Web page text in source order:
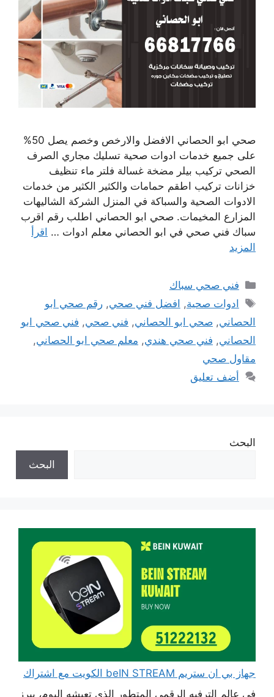
صحي ابو الحصاني الافضل والارخص وخصم يصل 50%
على جميع خدمات ادوات صحية تسليك مجاري الصرف
الصحي تركيب بيلر مضخة غسالة فلتر ماء تنظيف
خزانات تركيب اطقم حمامات والكثير الكثير من خدمات
الادوات الصحية والسباكة في المنزل الشركة الشاليهات
المزارع المخيمات. صحي ابو الحصاني اطلب رقم اقرب
سباك فني صحي في ابو الحصاني معلم ادوات … اقرأ
المزيد
التصنيفات
فني صحي سباك
الوسوم
ادوات صحية, افضل فني صحي,رقم صحي ابو
الحصاني, صحي ابو الحصاني, فني صحي, فني صحي ابو
الحصاني, فني صحي هندي, معلم صحي ابو الحصاني,
مقاول صحي
أضف تعليق
البحث
البحث
جهاز بي ان ستريم beIN STREAM الكويت مع اشتراك
في عالم الترفيه الرقمي المتطور الذي تعيشه اليوم، يبرز